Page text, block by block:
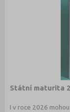
Státní maturita
I v roce 2026